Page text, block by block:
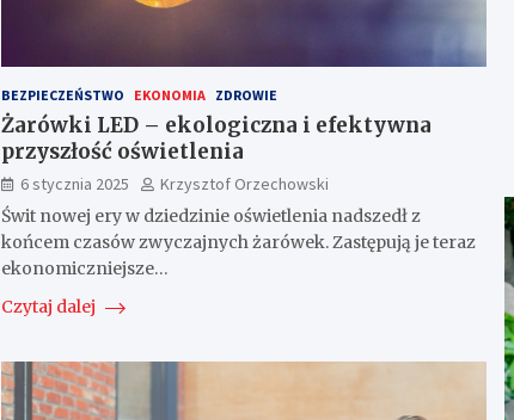
BEZPIECZEŃSTWO EKONOMIA ZDROWIE
Żarówki LED – ekologiczna i efektywna
przyszłość oświetlenia
6 stycznia 2025
Krzysztof Orzechowski
Świt nowej ery w dziedzinie oświetlenia nadszedł z
końcem czasów zwyczajnych żarówek. Zastępują je teraz
ekonomiczniejsze…
Czytaj dalej